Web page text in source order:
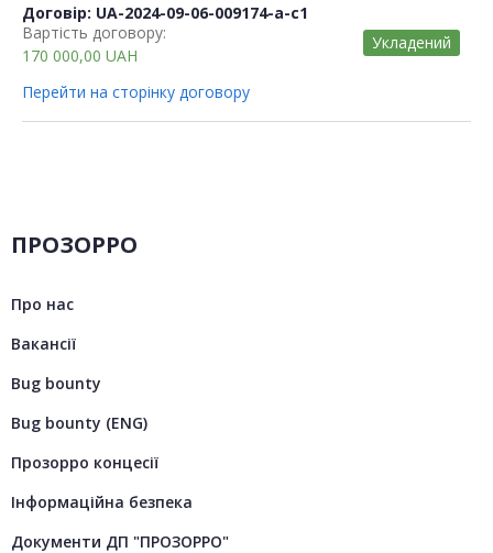
Договір: UA-2024-09-06-009174-a-c1
Вартість договору:
170 000,00 UAH
Укладений
Перейти на сторінку договору
ПРОЗОРРО
Про нас
Вакансії
Bug bounty
Bug bounty (ENG)
Прозорро концесії
Інформаційна безпека
Документи ДП "ПРОЗОРРО"